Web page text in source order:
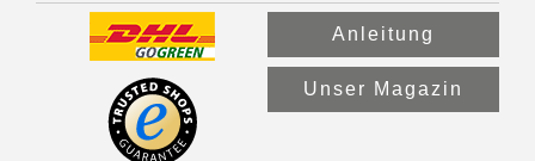
Anleitung
Unser Magazin